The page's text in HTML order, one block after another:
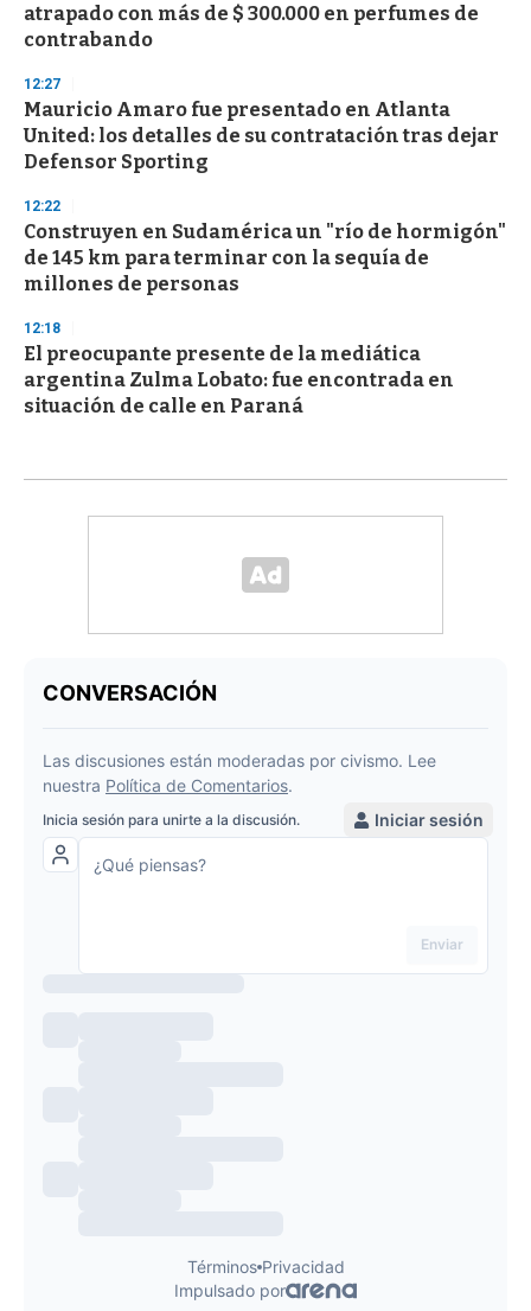
atrapado con más de $ 300.000 en perfumes de
contrabando
12:27
Mauricio Amaro fue presentado en Atlanta
United: los detalles de su contratación tras dejar
Defensor Sporting
12:22
Construyen en Sudamérica un "río de hormigón"
de 145 km para terminar con la sequía de
millones de personas
12:18
El preocupante presente de la mediática
argentina Zulma Lobato: fue encontrada en
situación de calle en Paraná